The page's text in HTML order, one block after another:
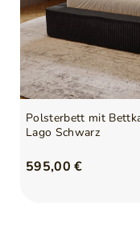
Polsterbett mit
Lago Schwarz
595,00 €